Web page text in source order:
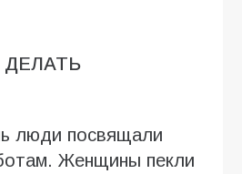
люди посвящали
Женщины пекли